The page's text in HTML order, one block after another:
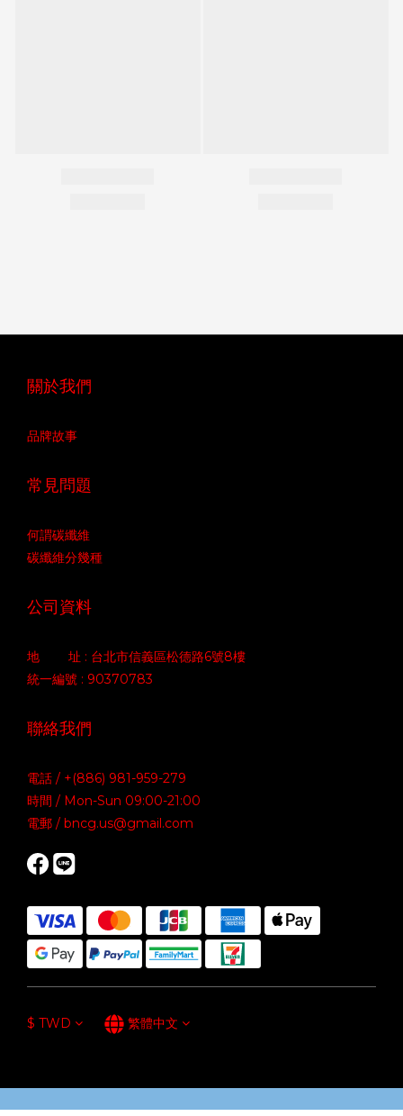
關於我們
品牌故事
常見問題
何謂碳纖維
碳纖維分幾種
公司資料
地 址 : 台北市信義區松德路6號8樓
統一編號 : 90370783
聯絡我們
電話 / +(886) 981-959-279
時間 / Mon-Sun 09:00-21:00
電郵 / bncg.us@gmail.com
$ TWD 繁體中文